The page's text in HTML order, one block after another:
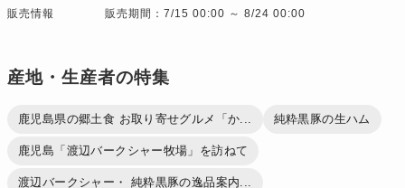
販売情報 販売期間：7/15 00:00 ～ 8/24 00:00
産地・生産者の特集
鹿児島県の郷土食 お取り寄せグルメ「か... 純粋黒豚の生ハム
鹿児島「渡辺バークシャー牧場」を訪ねて
渡辺バークシャー・ 純粋黒豚の逸品案内...